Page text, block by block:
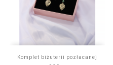
Komplet biżuterii pozłacanej